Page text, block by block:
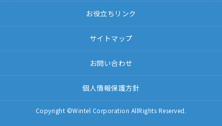
お役立ちリンク
サイトマップ
お問い合わせ
個人情報保護方針
Copyright ©Wintel Corporation AllRights Reserved.